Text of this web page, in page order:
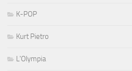
K-POP
Kurt Pietro
L'Olympia